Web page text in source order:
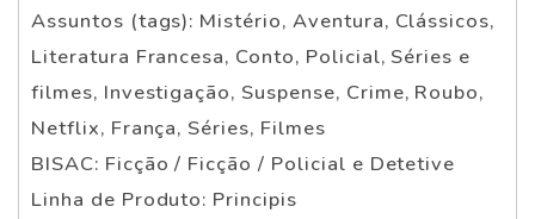
Assuntos (tags): Mistério, Aventura, Clássicos,
Literatura Francesa, Conto, Policial, Séries e
filmes, Investigação, Suspense, Crime, Roubo,
Netflix, França, Séries, Filmes
BISAC: Ficção / Ficção / Policial e Detetive
Linha de Produto: Principis